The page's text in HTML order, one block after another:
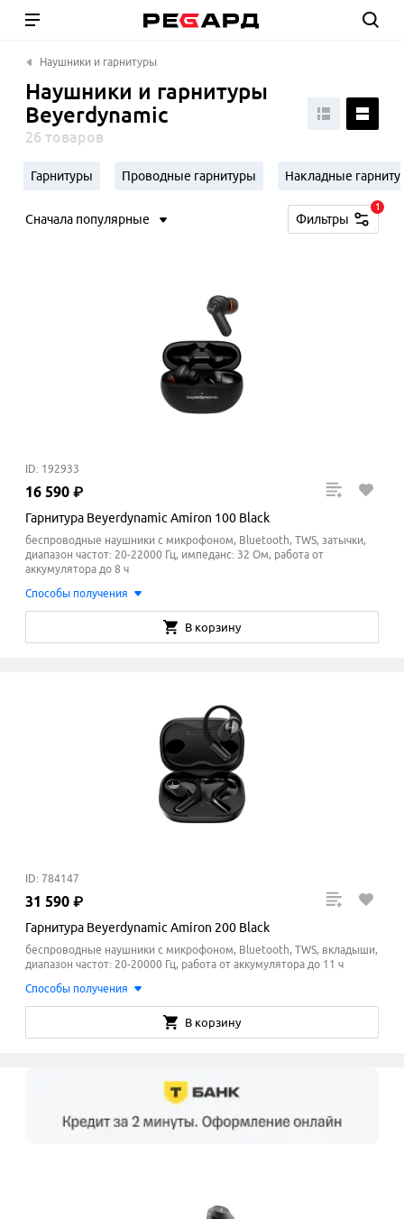
Наушники и гарнитуры
Наушники и гарнитуры
Beyerdynamic
26 товаров
Гарнитуры Проводные гарнитуры Накладные
Сначала популярные Фильтры
1
ID: 192933
16 590 ₽
Гарнитура Beyerdynamic Amiron 100 Black
беспроводные наушники с микрофоном, Bluetooth, TWS, затычки,
диапазон частот: 20-22000 Гц, импеданс: 32 Ом, работа от
аккумулятора до 8 ч
Способы получения
В корзину
ID: 784147
31 590 ₽
Гарнитура Beyerdynamic Amiron 200 Black
беспроводные наушники с микрофоном, Bluetooth, TWS, вкладыши,
диапазон частот: 20-20000 Гц, работа от аккумулятора до 11 ч
Способы получения
В корзину